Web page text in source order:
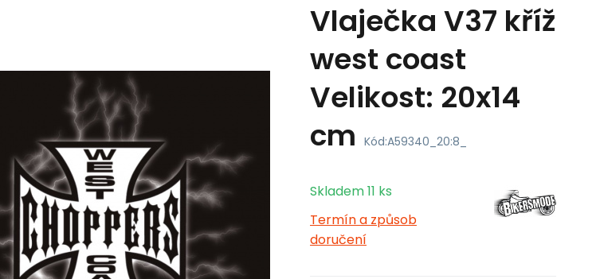
Vlaječka V37 kříž
west coast
Velikost: 20x14
cm Kód:A59340_20:8_
Skladem11 ks
Termín a způsob
doručení